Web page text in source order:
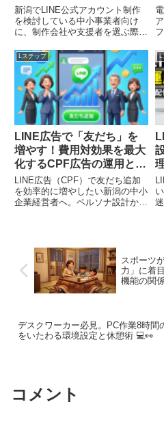
新潟でLINE公式アカウント制作
を検討している中小事業者向け
に、制作会社や支援者を選ぶ際に
します。
Lステップ
LINE広告で「友だち」を
増やす！費用対効果を最大
化するCPF広告の運用と最
適化ガイド
LINE広告（CPF）で友だち追加
を効率的に増やしたい新潟の中小
企業経営者へ。ペルソナ設計から
説します。
L
スポーツ
力」に着
機能の関
デスクワーカー必見。PC作業8時間
をいたわる環境設定と休憩術 💻👀
コメント